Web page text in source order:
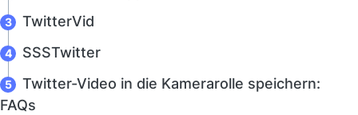
TwitterVid
SSSTwitter
Twitter-Video in die Kamerarolle speichern:
FAQs